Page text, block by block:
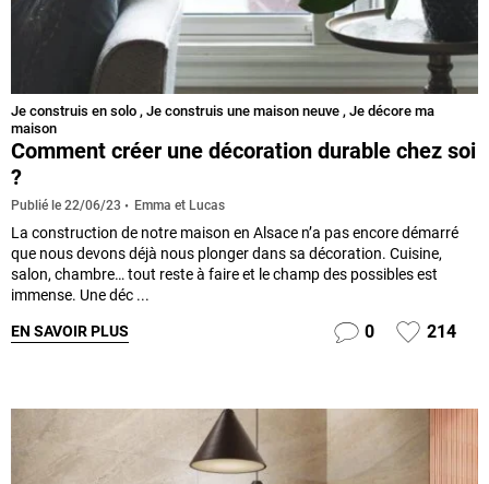
Je construis en solo , Je construis une maison neuve , Je décore ma
maison
Comment créer une décoration durable chez soi
?
Publié le 22/06/23 Emma et Lucas
La construction de notre maison en Alsace n’a pas encore démarré
que nous devons déjà nous plonger dans sa décoration. Cuisine,
salon, chambre… tout reste à faire et le champ des possibles est
immense. Une déc ...
EN SAVOIR PLUS 0 214